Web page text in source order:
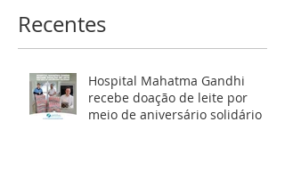
Recentes
Hospital Mahatma Gandhi
recebe doação de leite por
meio de aniversário solidário